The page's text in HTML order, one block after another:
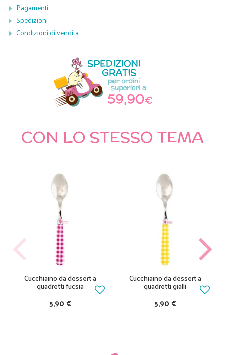
Pagamenti
Spedizioni
Condizioni di vendita
CON LO STESSO TEMA
Cucchiaino da dessert a
quadretti fucsia
5,90 €
Cucchiaino da dessert a
quadretti gialli
5,90 €